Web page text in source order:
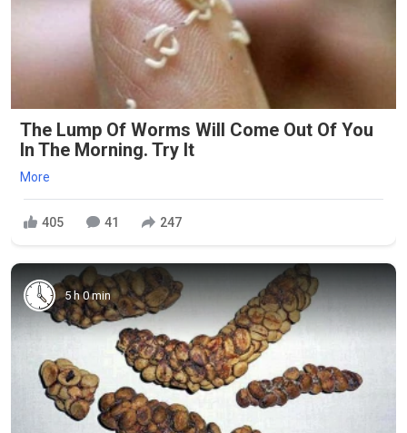
The Lump Of Worms Will Come Out Of You
In The Morning. Try It
More
405 41 247
5 h 0 min